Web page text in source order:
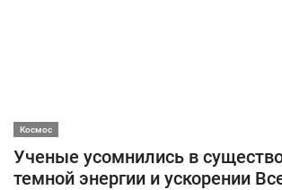
Космос
Ученые усомнились в
темной энергии и ускорении